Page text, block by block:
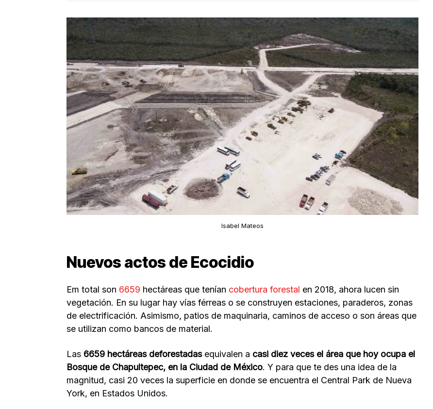
Isabel Mateos
Nuevos actos de Ecocidio
Em total son 6659 hectáreas que tenían cobertura forestal en 2018, ahora lucen sin
vegetación. En su lugar hay vías férreas o se construyen estaciones, paraderos, zonas
de electrificación. Asimismo, patios de maquinaria, caminos de acceso o son áreas que
se utilizan como bancos de material.
Las 6659 hectáreas deforestadas equivalen a casi diez veces el área que hoy ocupa el
Bosque de Chapultepec, en la Ciudad de México. Y para que te des una idea de la
magnitud, casi 20 veces la superficie en donde se encuentra el Central Park de Nueva
York, en Estados Unidos.